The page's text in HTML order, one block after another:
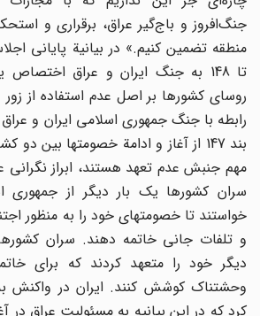
جنگ‌افروز و باج‌گیر عراق، برقراری و
روسای کشورها بر اصل عدم استفاده از زور در
بند 147 از آغاز و ادامة خصومتها بین دو
سران کشورها یک بار دیگر از جمهوری
خواستند تا خصومتهای خود را به منظور
و تلفات جانی خاتمه دهند. سران
دیگر خود را متعهد ‌کردند که برای
وحشتناک کوشش کنند. ایران در واکنش به
کرد که در این بیانیه به مسئولیت عراق در